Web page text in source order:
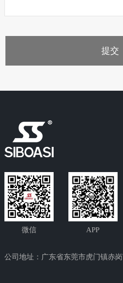
微信 APP
公司地址：广东省东莞市虎门镇赤